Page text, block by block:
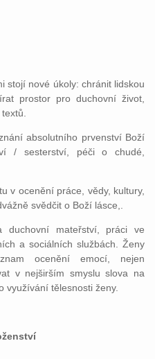
stojí nové úkoly: chránit lidskou
prostor pro duchovní život,
absolutního prvenství Boží
/ sesterství, péči o chudé,
v ocenění práce, vědy, kultury,
svědčit o Boží lásce,.
mateřství, práci ve
a sociálních službách. Ženy
ocenění emocí, nejen
v nejširším smyslu slova na
využívání tělesnosti ženy.